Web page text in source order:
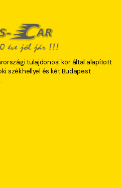
tulajdonosi kör által alapított
székhellyel és két Budapest